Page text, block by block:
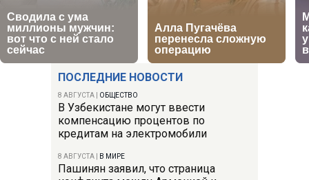
ПОСЛЕДНИЕ НОВОСТИ
8 АВГУСТА ОБЩЕСТВО
В Узбекистане могут ввести
компенсацию процентов по
кредитам на электромобили
8 АВГУСТА В МИРЕ
Пашинян заявил, что страница